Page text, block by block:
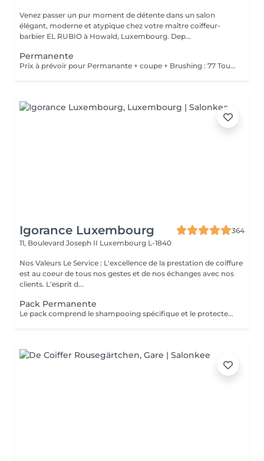
Venez passer un pur moment de détente dans un salon
élégant, moderne et atypique chez votre maître coiffeur-
barbier EL RUBIO à Howald, Luxembourg. Dep...
Permanente
Prix à prévoir pour Permanante + coupe + Brushing : 77 Tous ces produits sont compris dans le prix : Mousse, Laque, Gel, Soin démêlant, Shampoing spécifique. Tous les produits que nous utilisons sont des produits de qualité professionnelle.
Igorance Luxembourg
364
11, Boulevard Joseph II Luxembourg L-1840
Nos Valeurs Le Service : L'excellence de la prestation de coiffure
est au coeur de tous nos gestes et de nos échanges avec nos
clients. L'esprit d...
Pack Permanente
Le pack comprend le shampooing spécifique et le protecteur REDKEN , la permanente avec les produits LOREAL PROFESSIONNEL , le conditionneur REDKEN , le séchage et les produits de styling REDKEN Option Coupe : la coupe IGORANCE (finition sur cheveux secs), le séchage et les produits de styling REDKEN. * Tarifs à titre indicatifs à confirmer après la consultation personnalisée établit auprès de votre coiffeur/stylist/spécialiste * La direction se réserve le droit d’apporter des modifications pour le bon fonctionnement du salon